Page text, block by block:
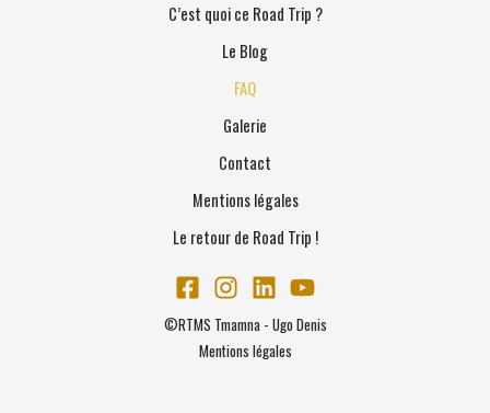
C’est quoi ce Road Trip ?
Le Blog
FAQ
Galerie
Contact
Mentions légales
Le retour de Road Trip !
©RTMS Tmamna - Ugo Denis
Mentions légales